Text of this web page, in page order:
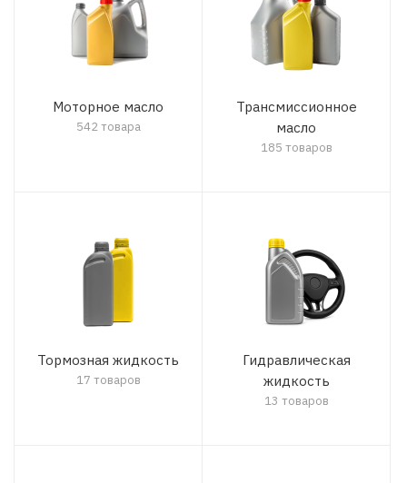
Моторное масло
542 товара
Трансмиссионное
масло
185 товаров
Тормозная жидкость
17 товаров
Гидравлическая
жидкость
13 товаров